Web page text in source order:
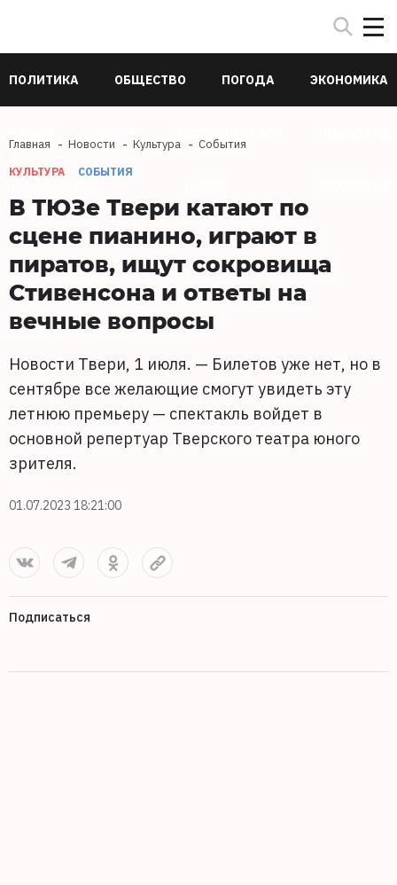
ПОЛИТИКА ОБЩЕСТВО ПОГОДА ЭКОНОМИКА
Главная Новости Культура События
КУЛЬТУРА СОБЫТИЯ
В ТЮЗе Твери катают по
сцене пианино, играют в
пиратов, ищут сокровища
Стивенсона и ответы на
вечные вопросы
Новости Твери, 1 июля. — Билетов уже нет, но в
сентябре все желающие смогут увидеть эту
летнюю премьеру — спектакль войдет в
основной репертуар Тверского театра юного
зрителя.
01.07.2023 18:21:00
Подписаться